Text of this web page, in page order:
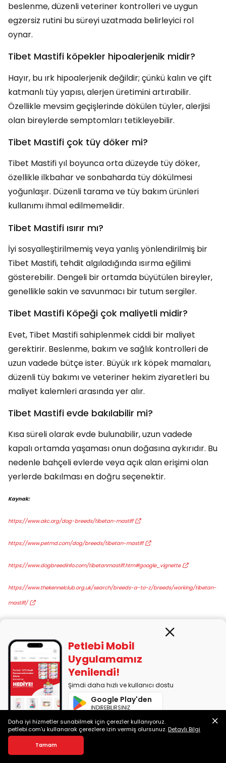
beslenme, düzenli veteriner kontrolleri ve uygun
egzersiz rutini bu süreyi uzatmada belirleyici rol
oynar.
Tibet Mastifi köpekler hipoalerjenik midir?
Hayır, bu ırk hipoalerjenik değildir; çünkü kalın ve çift
katmanlı tüy yapısı, alerjen üretimini artırabilir.
Özellikle mevsim geçişlerinde dökülen tüyler, alerjisi
olan bireylerde semptomları tetikleyebilir.
Tibet Mastifi çok tüy döker mi?
Tibet Mastifi yıl boyunca orta düzeyde tüy döker,
özellikle ilkbahar ve sonbaharda tüy dökülmesi
yoğunlaşır. Düzenli tarama ve tüy bakım ürünleri
kullanımı ihmal edilmemelidir.
Tibet Mastifi ısırır mı?
İyi sosyalleştirilmemiş veya yanlış yönlendirilmiş bir
Tibet Mastifi, tehdit algıladığında ısırma eğilimi
gösterebilir. Dengeli bir ortamda büyütülen bireyler,
genellikle sakin ve savunmacı bir tutum sergiler.
Tibet Mastifi Köpeği çok maliyetli midir?
Evet, Tibet Mastifi sahiplenmek ciddi bir maliyet
gerektirir. Beslenme, bakım ve sağlık kontrolleri de
uzun vadede bütçe ister. Büyük ırk köpek mamaları,
düzenli tüy bakımı ve veteriner hekim ziyaretleri bu
maliyet kalemleri arasında yer alır.
Tibet Mastifi evde bakılabilir mi?
Kısa süreli olarak evde bulunabilir, uzun vadede
kapalı ortamda yaşaması onun doğasına aykırıdır. Bu
nedenle bahçeli evlerde veya açık alan erişimi olan
yerlerde bakılması en doğru seçenektir.
Kaynak:
https://www.akc.org/dog-breeds/tibetan-mastiff
https://www.petmd.com/dog/breeds/tibetan-mastiff
https://www.dogbreedinfo.com/tibetanmastiff.htm#google_vignette
https://www.thekennelclub.org.uk/search/breeds-a-to-z/breeds/working/tibetan-
mastiff/
dogs/large-dogs/tibetan-mastiff
https://www.purina.co.uk/find-a-pet/dog-breeds/tibetan-mastiff
https://www.chewy.com/education/dog-breeds/tibetan-mastiff
https://dogtime.com/dog-breeds/tibetan-mastiff
Bu Blog Yazısını Paylaş Köpeklerde Hazımsızlık: Neden Olur, Belirtileri Nelerdir?
Petlebi Mobil
Uygulamamız
Yenilendi!
Şimdi daha hızlı ve kullanıcı dostu
Google Play'den
İNDİREBİLİRSİNİZ
App Store'dan
Daha iyi hizmetler sunabilmek için çerezler kullanıyoruz.
petlebi.com'u kullanarak çerezlere izin vermiş olursunuz.Detaylı Bilgi
Tamam